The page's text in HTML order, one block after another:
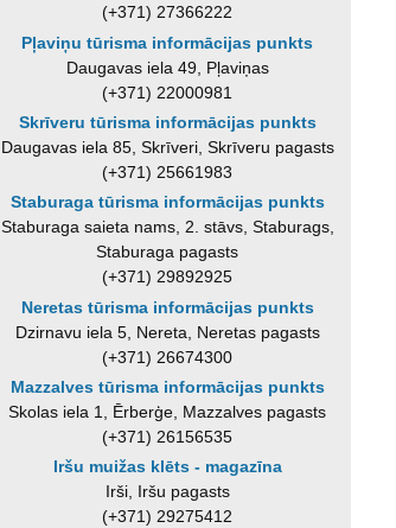
(+371) 27366222
Pļaviņu tūrisma informācijas punkts
Daugavas iela 49, Pļaviņas
(+371) 22000981
Skrīveru tūrisma informācijas punkts
Daugavas iela 85, Skrīveri, Skrīveru pagasts
(+371) 25661983
Staburaga tūrisma informācijas punkts
Staburaga saieta nams, 2. stāvs, Staburags,
Staburaga pagasts
(+371) 29892925
Neretas tūrisma informācijas punkts
Dzirnavu iela 5, Nereta, Neretas pagasts
(+371) 26674300
Mazzalves tūrisma informācijas punkts
Skolas iela 1, Ērberģe, Mazzalves pagasts
(+371) 26156535
Iršu muižas klēts - magazīna
Irši, Iršu pagasts
(+371) 29275412